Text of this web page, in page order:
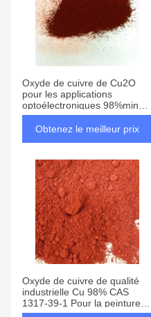
Oxyde de cuivre de Cu2O
pour les applications
optoélectroniques 98%min
emballage de 25 kg UN 3077
Obtenez le meilleur prix
Oxyde de cuivre de qualité
industrielle Cu 98% CAS
1317-39-1 Pour la peinture
antifouling